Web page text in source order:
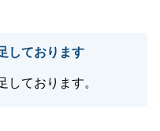
お申し付けください。
す。
しております
しております。